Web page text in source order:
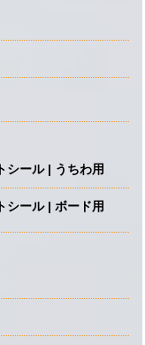
シール | うちわ用
シール | ボード用